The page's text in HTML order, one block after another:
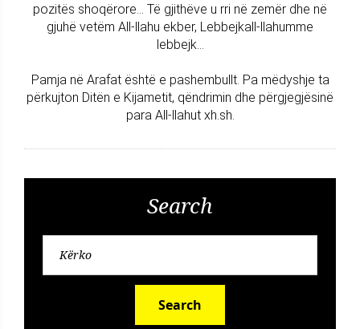
pozitës shoqërore... Të gjithëve u rri në zemër dhe në
gjuhë vetëm All-llahu ekber, Lebbejkall-llahumme
lebbejk...
Pamja në Arafat është e pashembullt. Pa mëdyshje ta
përkujton Ditën e Kijametit, qëndrimin dhe përgjegjësinë
para All-llahut xh.sh.
Search
Search